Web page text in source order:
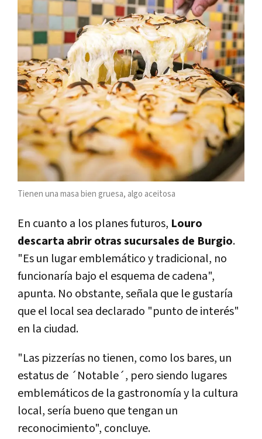
Tienen una masa bien gruesa, algo aceitosa
En cuanto a los planes futuros, Louro
descarta abrir otras sucursales de Burgio.
"Es un lugar emblemático y tradicional, no
funcionaría bajo el esquema de cadena",
apunta. No obstante, señala que le gustaría
que el local sea declarado "punto de interés"
en la ciudad.
"Las pizzerías no tienen, como los bares, un
estatus de ´Notable´, pero siendo lugares
emblemáticos de la gastronomía y la cultura
local, sería bueno que tengan un
reconocimiento", concluye.